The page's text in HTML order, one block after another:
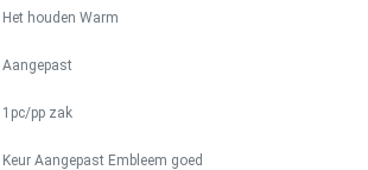
Het houden Warm
Aangepast
1pc/pp zak
Keur Aangepast Embleem goed